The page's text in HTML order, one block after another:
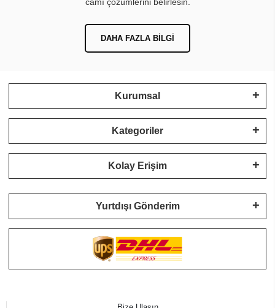
DAHA FAZLA BILGI
Kurumsal
Kategoriler
Kolay Erişim
Yurtdışı Gönderim